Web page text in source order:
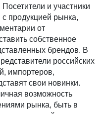
и участники
с продукцией рынка,
от
собственное
брендов. В
российских
импортеров,
свои новинки.
возможность
рынка, быть в